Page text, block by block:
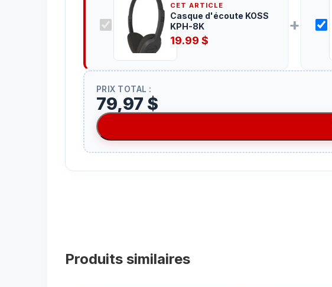
CET ARTICLE
Casque d'écoute KOSS
KPH-8K
19.99$
+
PRIX TOTAL :
79,97 $
Produits similaires